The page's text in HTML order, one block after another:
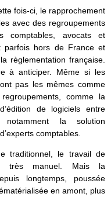
fois-ci, le rapprochement
avec des regroupements
comptables, avocats et
parfois hors de France et
règlementation française.
à anticiper. Même si les
pas les mêmes comme
comme la
de logiciels entre
la solution
comptables.
traditionnel, le travail de
très manuel. Mais la
longtemps, poussée
en amont, plus